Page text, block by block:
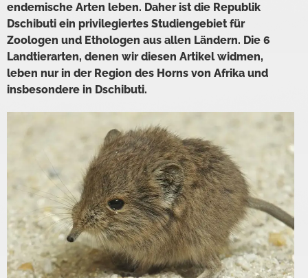
endemische Arten leben. Daher ist die Republik
Dschibuti ein privilegiertes Studiengebiet für
Zoologen und Ethologen aus allen Ländern. Die 6
Landtierarten, denen wir diesen Artikel widmen,
leben nur in der Region des Horns von Afrika und
insbesondere in Dschibuti.